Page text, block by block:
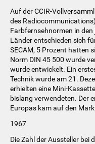
Auf der CCIR-
des
Farbfernsehnormen in
Länder entschieden sich
SECAM, 5 Prozent hatten
Norm DIN 45 500 wurde
wurde entwickelt. Ein
Technik wurde am 21.
erhielten eine Mini-
bislang verwendeten. Der
Europas kam auf den
1967
Die Zahl der Aussteller bei